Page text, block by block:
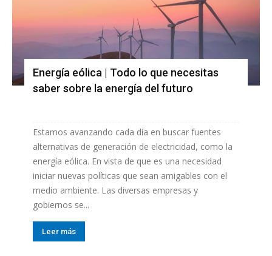
Energía eólica | Todo lo que necesitas
saber sobre la energía del futuro
Estamos avanzando cada día en buscar fuentes
alternativas de generación de electricidad, como la
energía eólica. En vista de que es una necesidad
iniciar nuevas políticas que sean amigables con el
medio ambiente. Las diversas empresas y
gobiernos se...
Leer más